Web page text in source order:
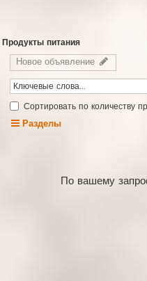
Продукты питания
Новое объявление
Cортировать по количеству
Разделы
По вашему